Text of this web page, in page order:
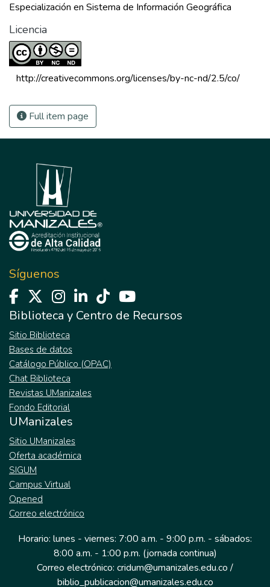
Especialización en Sistema de Información Geográfica
Licencia
http://creativecommons.org/licenses/by-nc-nd/2.5/co/
Full item page
Síguenos
Biblioteca y Centro de Recursos
Sitio Biblioteca
Bases de datos
Catálogo Público (OPAC)
Chat Biblioteca
Revistas UManizales
Fondo Editorial
UManizales
Sitio UManizales
Oferta académica
SIGUM
Campus Virtual
Opened
Correo electrónico
Horario: lunes - viernes: 7:00 a.m. - 9:00 p.m. - sábados:
8:00 a.m. - 1:00 p.m. (jornada continua)
Correo electrónico: cridum@umanizales.edu.co /
biblio_publicacion@umanizales.edu.co